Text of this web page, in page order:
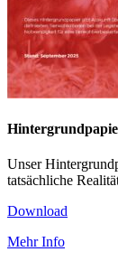
Unser
tatsächliche
Download
Mehr Info